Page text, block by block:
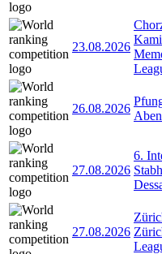
23.08.2026
26.08.2026
27.08.2026
6.
27.08.2026